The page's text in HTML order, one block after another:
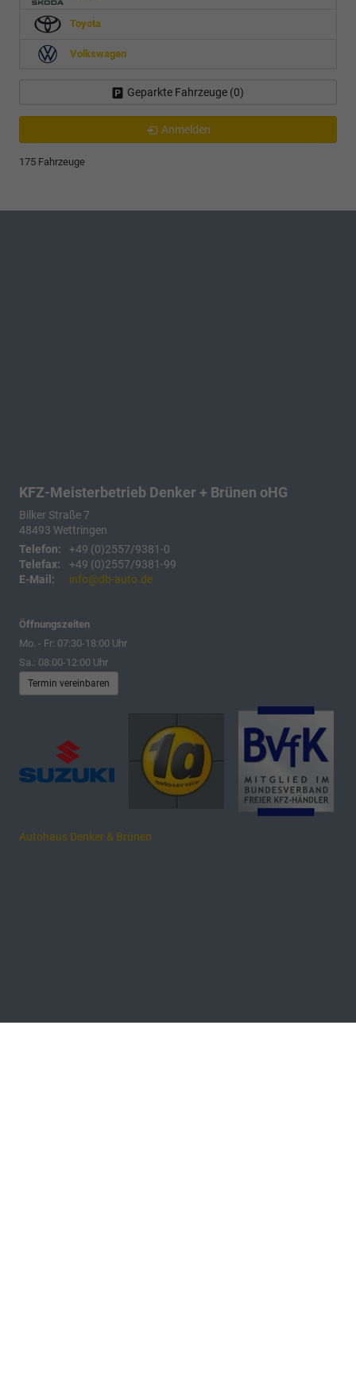
Toyota
Volkswagen
Geparkte Fahrzeuge (0)
Anmelden
175 Fahrzeuge
KFZ-Meisterbetrieb Denker + Brünen oHG
Bilker Straße 7
48493 Wettringen
Telefon:
+49 (0)2557/9381-0
Telefax:
+49 (0)2557/9381-99
E-Mail:
info@db-auto.de
Öffnungszeiten
Mo. - Fr: 07:30-18:00 Uhr
Sa.: 08:00-12:00 Uhr
Termin vereinbaren
Autohaus Denker & Brünen